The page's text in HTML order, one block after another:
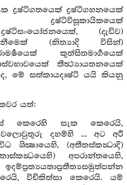
ද්‍රෂ්ටිගතයෙක් ද්‍රෂ්ටිගහනයෙක්
ද්‍රෂ්ටිවිසූකායිකයෙක්
(දැඩිව)
(නිත්‍යාදි විසින්)
කුත්සිතමාර්‍ගයෙක්
තීත්‍ථ්‍යායතනයෙක්
ද, මේ සත්කායදෘෂ්ටි යයි කියනු
යත්:
කෙරෙහි සැක කෙරෙයි,
දහම්හි ... අට අරී
ශික්‍ෂායෙහි, (අතීතස්කන්‍ධාදි)
අපරාන්තයෙහි,
ඉදම්ප්‍රත්‍යයතාප්‍රතීත්‍යසමුත්පන්න
විචිකිත්සා කෙරෙයි. යම්